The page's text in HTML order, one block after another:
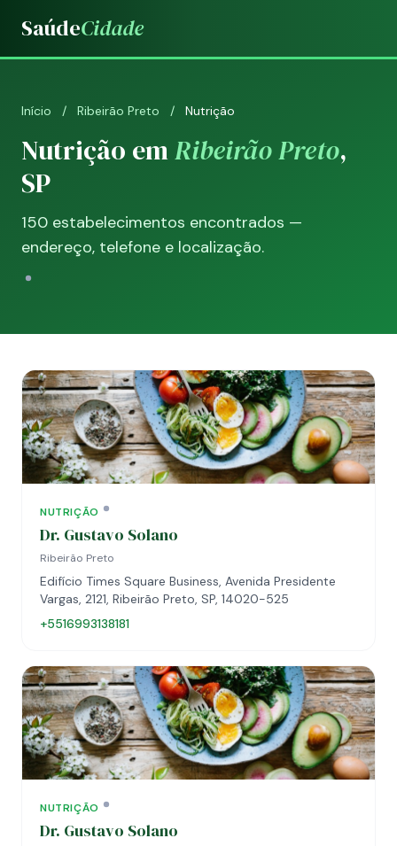
SaúdeCidade
Início / Ribeirão Preto / Nutrição
Nutrição emRibeirão Preto,
SP
150 estabelecimentos encontrados —
endereço, telefone e localização.
NUTRIÇÃO
Dr. Gustavo Solano
Ribeirão Preto
Edifício Times Square Business, Avenida Presidente
Vargas, 2121, Ribeirão Preto, SP, 14020-525
+5516993138181
NUTRIÇÃO
Dr. Gustavo Solano